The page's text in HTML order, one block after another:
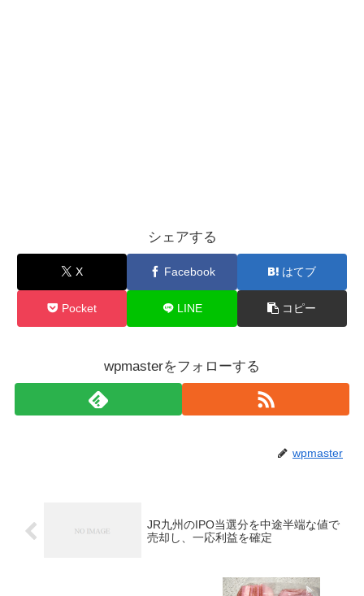
シェアする
X Facebook はてブ
Pocket LINE コピー
wpmasterをフォローする
wpmaster
JR九州のIPO当選分を中途半端な値で
売却し、一応利益を確定